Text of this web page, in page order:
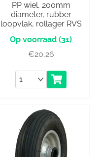
PP wiel, 200mm
diameter, rubber
loopvlak, rollager RVS
(31)
€20,26
Aantal